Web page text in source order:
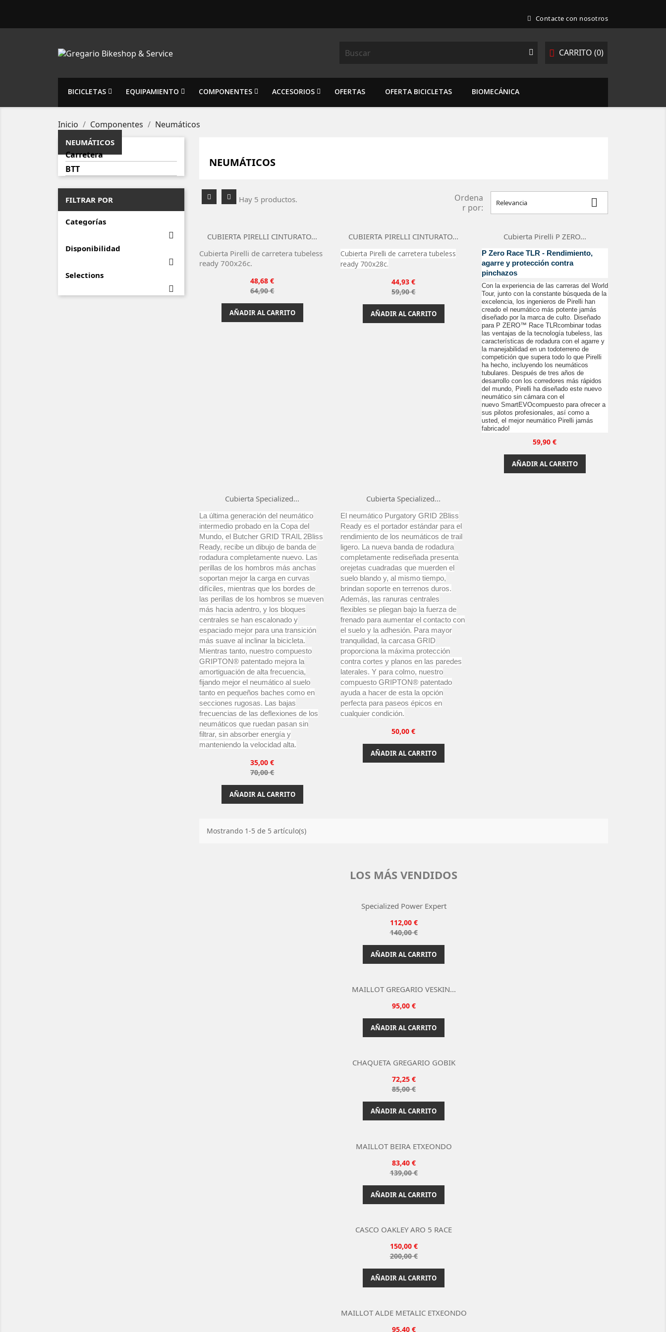
Contacte con nosotros
CARRITO (0)
BICICLETAS EQUIPAMIENTO COMPONENTES ACCESORIOS OFERTAS OFERTA BICICLETAS BIOMECÁNICA
Inicio Componentes Neumáticos
NEUMÁTICOS
Carretera
BTT
FILTRAR POR
Categorías

Disponibilidad

Selections

NEUMÁTICOS
Hay 5 productos.
Ordena
r por:
Relevancia 
-25%
 Vista rápida
CUBIERTA PIRELLI CINTURATO...
Cubierta Pirelli de carretera tubeless
ready 700x26c.
Precio
48,68 €
Precio
64,90 €
AÑADIR AL CARRITO
-25%
 Vista rápida
CUBIERTA PIRELLI CINTURATO...
Cubierta Pirelli de carretera tubeless
ready 700x28c.
Precio
44,93 €
Precio
59,90 €
AÑADIR AL CARRITO
 Vista rápida
Cubierta Pirelli P ZERO...
P Zero Race TLR - Rendimiento,
agarre y protección contra
pinchazos
Con la experiencia de las carreras del World
Tour, junto con la constante búsqueda de la
excelencia, los ingenieros de Pirelli han
creado el neumático más potente jamás
diseñado por la marca de culto. Diseñado
para P ZERO™ Race TLRcombinar todas
las ventajas de la tecnología tubeless, las
características de rodadura con el agarre y
la manejabilidad en un todoterreno de
competición que supera todo lo que Pirelli
ha hecho, incluyendo los neumáticos
tubulares. Después de tres años de
desarrollo con los corredores más rápidos
del mundo, Pirelli ha diseñado este nuevo
neumático sin cámara con el
nuevo SmartEVOcompuesto para ofrecer a
sus pilotos profesionales, así como a
usted, el mejor neumático Pirelli jamás
fabricado!
Precio
59,90 €
AÑADIR AL CARRITO
 Vista rápida
Cubierta Specialized...
La última generación del neumático
intermedio probado en la Copa del
Mundo, el Butcher GRID TRAIL 2Bliss
Ready, recibe un dibujo de banda de
rodadura completamente nuevo. Las
perillas de los hombros más anchas
soportan mejor la carga en curvas
difíciles, mientras que los bordes de
las perillas de los hombros se mueven
más hacia adentro, y los bloques
centrales se han escalonado y
espaciado mejor para una transición
más suave al inclinar la bicicleta.
Mientras tanto, nuestro compuesto
GRIPTON® patentado mejora la
amortiguación de alta frecuencia,
fijando mejor el neumático al suelo
tanto en pequeños baches como en
secciones rugosas. Las bajas
frecuencias de las deflexiones de los
neumáticos que ruedan pasan sin
filtrar, sin absorber energía y
manteniendo la velocidad alta.
Precio
35,00 €
Precio
70,00 €
AÑADIR AL CARRITO
 Vista rápida
Cubierta Specialized...
El neumático Purgatory GRID 2Bliss
Ready es el portador estándar para el
rendimiento de los neumáticos de trail
ligero. La nueva banda de rodadura
completamente rediseñada presenta
orejetas cuadradas que muerden el
suelo blando y, al mismo tiempo,
brindan soporte en terrenos duros.
Además, las ranuras centrales
flexibles se pliegan bajo la fuerza de
frenado para aumentar el contacto con
el suelo y la adhesión. Para mayor
tranquilidad, la carcasa GRID
proporciona la máxima protección
contra cortes y planos en las paredes
laterales. Y para colmo, nuestro
compuesto GRIPTON® patentado
ayuda a hacer de esta la opción
perfecta para paseos épicos en
cualquier condición.
Precio
50,00 €
AÑADIR AL CARRITO
Mostrando 1-5 de 5 artículo(s)
LOS MÁS VENDIDOS
Vista rápida
Specialized Power Expert
Precio
112,00 €
Precio
140,00 €
AÑADIR AL CARRITO
Gris
MAILLOT GREGARIO VESKIN...
Precio
95,00 €
AÑADIR AL CARRITO
Granate
CHAQUETA GREGARIO GOBIK
Precio
72,25 €
Precio
85,00 €
AÑADIR AL CARRITO
Gris
MAILLOT BEIRA ETXEONDO
Precio
83,40 €
Precio
139,00 €
AÑADIR AL CARRITO
Negro
CASCO OAKLEY ARO 5 RACE
Precio
150,00 €
Precio
200,00 €
AÑADIR AL CARRITO
MAILLOT ALDE METALIC ETXEONDO
Precio
95,40 €